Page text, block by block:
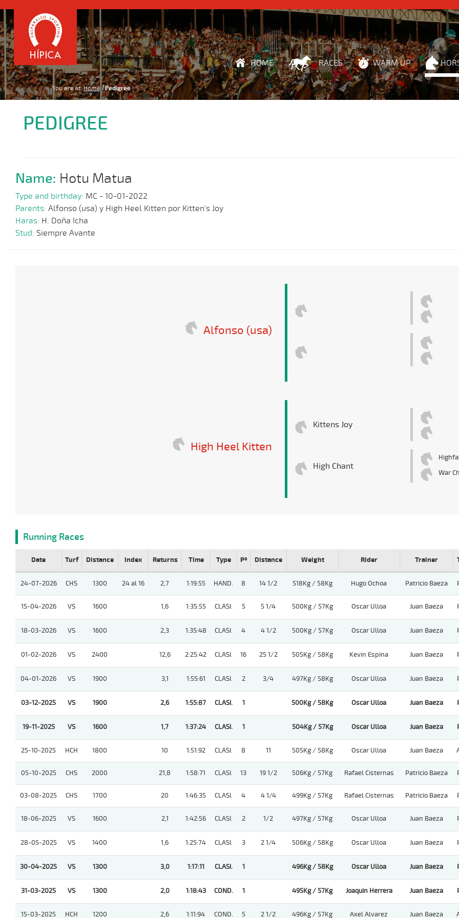
HOME RACES WARM UP
You are at: Home Pedigree
PEDIGREE
Name: Hotu Matua
Type and birthday: MC - 10-01-2022
Parents: Alfonso (usa) y High Heel Kitten por Kitten's Joy
Haras: H. Doña Icha
Stud: Siempre Avante
Alfonso (usa)
High Heel Kitten
Kittens Joy
High Chant
War
Running Races
Date Turf Distance Index Returns Time Type Pº Distance Weight Rider Trainer
24-07-2026 CHS 1300 24 al 16 2,7 1:19:55 HAND. 8 14 1/2 518Kg / 58Kg Hugo Ochoa Patricio Baeza
15-04-2026 VS 1600 1,6 1:35:55 CLASI. 5 5 1/4 500Kg / 57Kg Oscar Ulloa Juan Baeza
18-03-2026 VS 1600 2,3 1:35:48 CLASI. 4 4 1/2 500Kg / 57Kg Oscar Ulloa Juan Baeza
01-02-2026 VS 2400 12,6 2:25:42 CLASI. 16 25 1/2 505Kg / 58Kg Kevin Espina Juan Baeza
04-01-2026 VS 1900 3,1 1:55:61 CLASI. 2 3/4 497Kg / 58Kg Oscar Ulloa Juan Baeza
03-12-2025 VS 1900 2,6 1:55:87 CLASI. 1 500Kg / 58Kg Oscar Ulloa Juan Baeza
19-11-2025 VS 1600 1,7 1:37:24 CLASI. 1 504Kg / 57Kg Oscar Ulloa Juan Baeza
25-10-2025 HCH 1800 10 1:51:92 CLASI. 8 11 505Kg / 58Kg Oscar Ulloa Juan Baeza
05-10-2025 CHS 2000 21,8 1:58:71 CLASI. 13 19 1/2 506Kg / 57Kg Rafael Cisternas Patricio Baeza
03-08-2025 CHS 1700 20 1:46:35 CLASI. 4 4 1/4 499Kg / 57Kg Rafael Cisternas Patricio Baeza
18-06-2025 VS 1600 2,1 1:42:56 CLASI. 2 1/2 497Kg / 57Kg Oscar Ulloa Juan Baeza
28-05-2025 VS 1400 1,6 1:25:74 CLASI. 3 2 1/4 506Kg / 58Kg Oscar Ulloa Juan Baeza
30-04-2025 VS 1300 3,0 1:17:11 CLASI. 1 496Kg / 58Kg Oscar Ulloa Juan Baeza
31-03-2025 VS 1300 2,0 1:18:43 COND. 1 495Kg / 57Kg Joaquin Herrera Juan Baeza
15-03-2025 HCH 1200 2,6 1:11:94 COND. 5 2 1/2 496Kg / 57Kg Axel Alvarez Juan Baeza